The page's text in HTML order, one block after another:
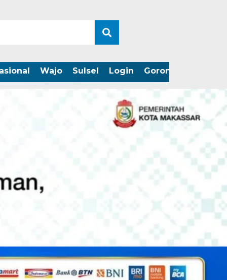
Wajo Sulsel Login Gorontalo